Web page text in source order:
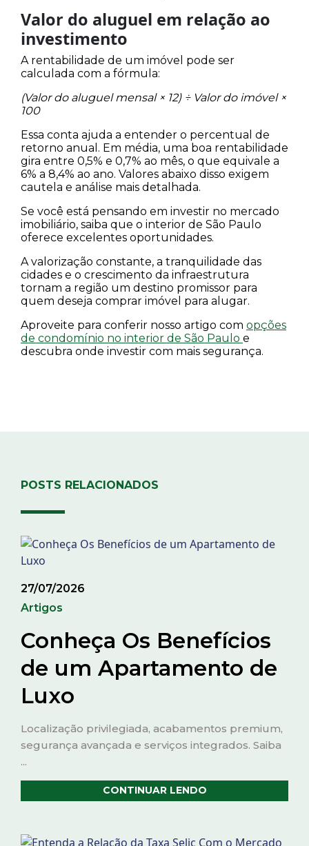
Valor do aluguel em relação ao
investimento
A rentabilidade de um imóvel pode ser
calculada com a fórmula:
(Valor do aluguel mensal × 12) ÷ Valor do imóvel ×
100
Essa conta ajuda a entender o percentual de
retorno anual. Em média, uma boa rentabilidade
gira entre 0,5% e 0,7% ao mês, o que equivale a
6% a 8,4% ao ano. Valores abaixo disso exigem
cautela e análise mais detalhada.
Se você está pensando em investir no mercado
imobiliário, saiba que o interior de São Paulo
oferece excelentes oportunidades.
A valorização constante, a tranquilidade das
cidades e o crescimento da infraestrutura
tornam a região um destino promissor para
quem deseja comprar imóvel para alugar.
Aproveite para conferir nosso artigo com opções
de condomínio no interior de São Paulo e
descubra onde investir com mais segurança.
POSTS RELACIONADOS
27/07/2026
Artigos
Conheça Os Benefícios
de um Apartamento de
Luxo
Localização privilegiada, acabamentos premium,
segurança avançada e serviços integrados. Saiba
...
CONTINUAR LENDO